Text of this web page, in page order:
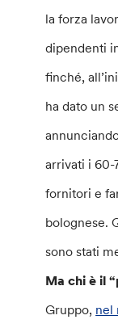
la forza
dipendenti
finché,
ha dato un
arrivati i 60-
fornitori e
bolognese.
sono stati
Ma chi è il
Gruppo, nel